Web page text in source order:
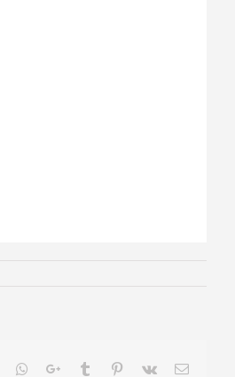
Whatsapp
Google+Tumblr Pinterest
Vk Email